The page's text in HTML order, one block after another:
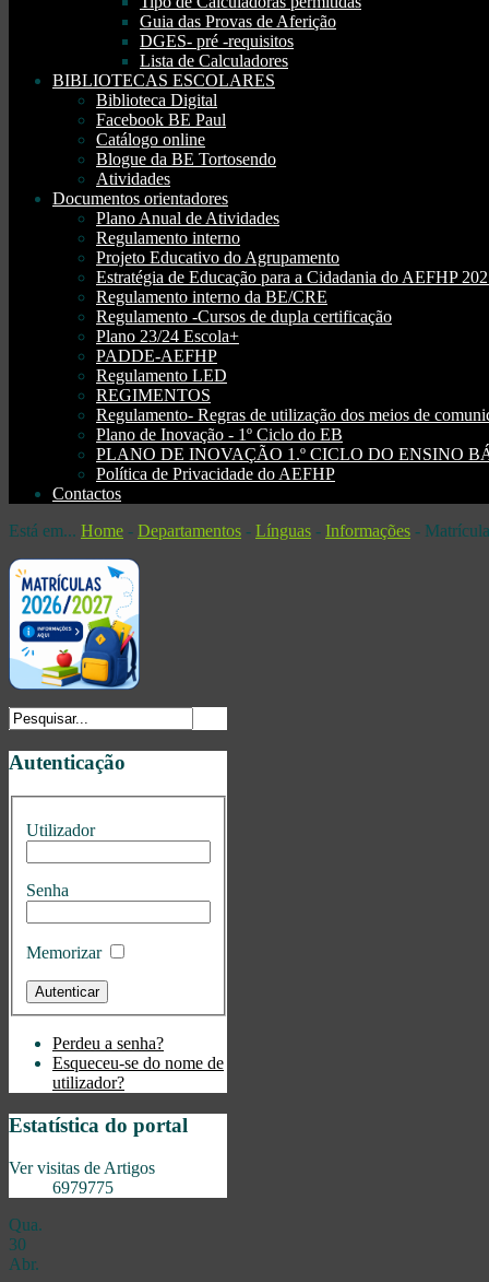
Guia das Provas de Aferição
DGES- pré -requisitos
Lista de Calculadores
BIBLIOTECAS ESCOLARES
Biblioteca Digital
Facebook BE Paul
Catálogo online
Blogue da BE Tortosendo
Atividades
Documentos orientadores
Plano Anual de Atividades
Regulamento interno
Projeto Educativo do Agrupamento
Estratégia de Educação para a Cidadania do AEFHP
Regulamento interno da BE/CRE
Regulamento -Cursos de dupla certificação
Plano 23/24 Escola+
PADDE-AEFHP
Regulamento LED
REGIMENTOS
Regulamento- Regras de utilização dos meios de
Plano de Inovação - 1º Ciclo do EB
PLANO DE INOVAÇÃO 1.º CICLO DO ENSINO
Política de Privacidade do AEFHP
Contactos
Está em... Home - Departamentos - Línguas - Informações -
Autenticação
Utilizador
Senha
Memorizar
Perdeu a senha?
Esqueceu-se do nome de
utilizador?
Estatística do portal
Ver visitas de Artigos
6979775
Qua.
30
Abr.